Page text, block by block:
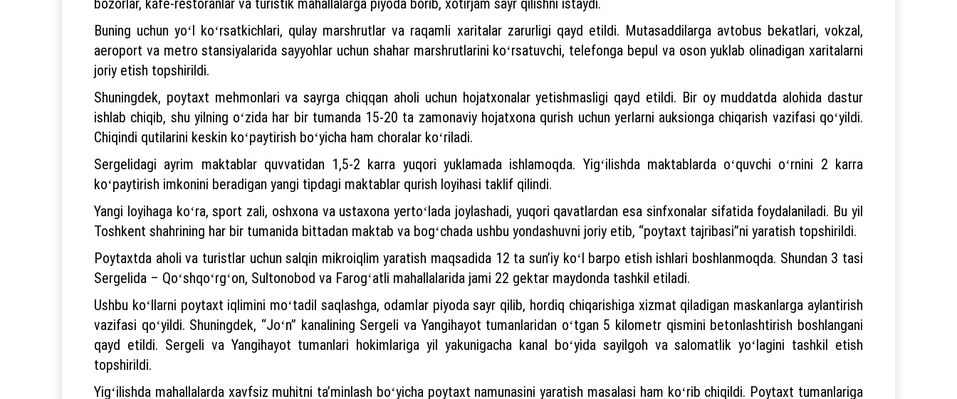
Buning uchun yoʻl koʻrsatkichlari, qulay marshrutlar va raqamli xaritalar zarurligi qayd etildi. Mutasaddilarga avtobus bekatlari, vokzal,
aeroport va metro stansiyalarida sayyohlar uchun shahar marshrutlarini koʻrsatuvchi, telefonga bepul va oson yuklab olinadigan xaritalarni
joriy etish topshirildi.
Shuningdek, poytaxt mehmonlari va sayrga chiqqan aholi uchun hojatxonalar yetishmasligi qayd etildi. Bir oy muddatda alohida dastur
ishlab chiqib, shu yilning oʻzida har bir tumanda 15-20 ta zamonaviy hojatxona qurish uchun yerlarni auksionga chiqarish vazifasi qoʻyildi.
Chiqindi qutilarini keskin koʻpaytirish boʻyicha ham choralar koʻriladi.
Sergelidagi ayrim maktablar quvvatidan 1,5-2 karra yuqori yuklamada ishlamoqda. Yigʻilishda maktablarda oʻquvchi oʻrnini 2 karra
koʻpaytirish imkonini beradigan yangi tipdagi maktablar qurish loyihasi taklif qilindi.
Yangi loyihaga koʻra, sport zali, oshxona va ustaxona yertoʻlada joylashadi, yuqori qavatlardan esa sinfxonalar sifatida foydalaniladi. Bu yil
Toshkent shahrining har bir tumanida bittadan maktab va bogʻchada ushbu yondashuvni joriy etib, “poytaxt tajribasi”ni yaratish topshirildi.
Poytaxtda aholi va turistlar uchun salqin mikroiqlim yaratish maqsadida 12 ta sunʼiy koʻl barpo etish ishlari boshlanmoqda. Shundan 3 tasi
Sergelida – Qoʻshqoʻrgʻon, Sultonobod va Farogʻatli mahallalarida jami 22 gektar maydonda tashkil etiladi.
Ushbu koʻllarni poytaxt iqlimini moʻtadil saqlashga, odamlar piyoda sayr qilib, hordiq chiqarishiga xizmat qiladigan maskanlarga aylantirish
vazifasi qoʻyildi. Shuningdek, “Joʻn” kanalining Sergeli va Yangihayot tumanlaridan oʻtgan 5 kilometr qismini betonlashtirish boshlangani
qayd etildi. Sergeli va Yangihayot tumanlari hokimlariga yil yakunigacha kanal boʻyida sayilgoh va salomatlik yoʻlagini tashkil etish
topshirildi.
Yigʻilishda mahallalarda xavfsiz muhitni taʼminlash boʻyicha poytaxt namunasini yaratish masalasi ham koʻrib chiqildi. Poytaxt tumanlariga